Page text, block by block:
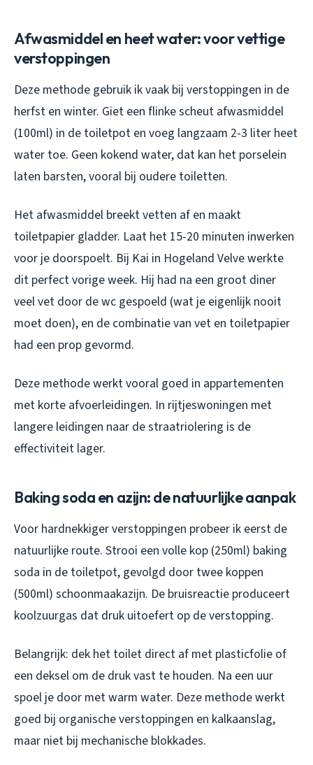
Afwasmiddel en heet water: voor vettige
verstoppingen
Deze methode gebruik ik vaak bij verstoppingen in de
herfst en winter. Giet een flinke scheut afwasmiddel
(100ml) in de toiletpot en voeg langzaam 2-3 liter heet
water toe. Geen kokend water, dat kan het porselein
laten barsten, vooral bij oudere toiletten.
Het afwasmiddel breekt vetten af en maakt
toiletpapier gladder. Laat het 15-20 minuten inwerken
voor je doorspoelt. Bij Kai in Hogeland Velve werkte
dit perfect vorige week. Hij had na een groot diner
veel vet door de wc gespoeld (wat je eigenlijk nooit
moet doen), en de combinatie van vet en toiletpapier
had een prop gevormd.
Deze methode werkt vooral goed in appartementen
met korte afvoerleidingen. In rijtjeswoningen met
langere leidingen naar de straatriolering is de
effectiviteit lager.
Baking soda en azijn: de natuurlijke aanpak
Voor hardnekkiger verstoppingen probeer ik eerst de
natuurlijke route. Strooi een volle kop (250ml) baking
soda in de toiletpot, gevolgd door twee koppen
(500ml) schoonmaakazijn. De bruisreactie produceert
koolzuurgas dat druk uitoefert op de verstopping.
Belangrijk: dek het toilet direct af met plasticfolie of
een deksel om de druk vast te houden. Na een uur
spoel je door met warm water. Deze methode werkt
goed bij organische verstoppingen en kalkaanslag,
maar niet bij mechanische blokkades.